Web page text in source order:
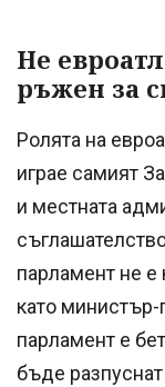
Не
ръжен за
Ролята на
играе самият
и местната
парламент не е
като
парламент е
бъде